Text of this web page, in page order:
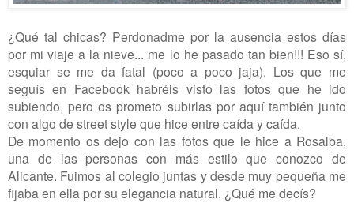
¿Qué tal chicas? Perdonadme por la ausencia estos días
por mi viaje a la nieve... me lo he pasado tan bien!!! Eso sí,
esquiar se me da fatal (poco a poco jaja). Los que me
seguís en Facebook habréis visto las fotos que he ido
subiendo, pero os prometo subirlas por aquí también junto
con algo de street style que hice entre caída y caída.
De momento os dejo con las fotos que le hice a Rosalba,
una de las personas con más estilo que conozco de
Alicante. Fuimos al colegio juntas y desde muy pequeña me
fijaba en ella por su elegancia natural. ¿Qué me decís?